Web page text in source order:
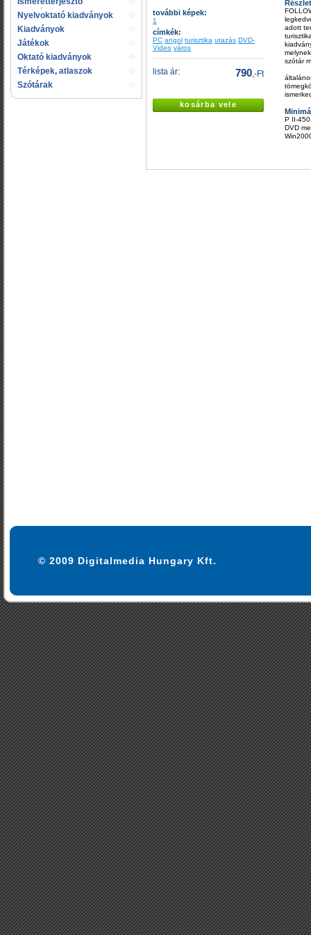
kiadványok
Nyelvoktató kiadványok
Kiadványok
gyermekeknek
Játékok
Oktató kiadványok
Térképek, atlaszok
Szótárak
további képek:
1
címkék:
PC angol turisztika utazás DVD-
Video város
lista ár: 790,-Ft
kosárba vele
adott
szótár
P II-
DVD
© 2009 Digitalmedia Hungary Kft.